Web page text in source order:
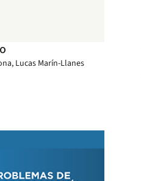
Lucas Marín-Llanes